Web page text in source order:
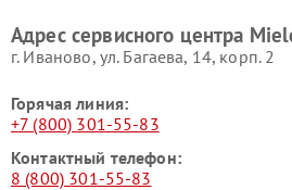
Miele
Адрес сервисного центра
г. Иваново, ул. Багаева, 14, корп. 2
Горячая линия:
+7 (800) 301-55-83
Контактный телефон:
8 (800) 301-55-83